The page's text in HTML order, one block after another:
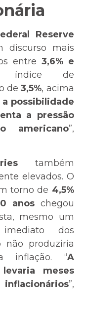
Reserve
discurso mais
entre 3,6% e
índice de
de3,5%, acima
a possibilidade
a pressão
americano”,
também
elevados. O
torno de 4,5%
anoschegou
mesmo um
imediato dos
não produziria
inflação. “A
meses
”,